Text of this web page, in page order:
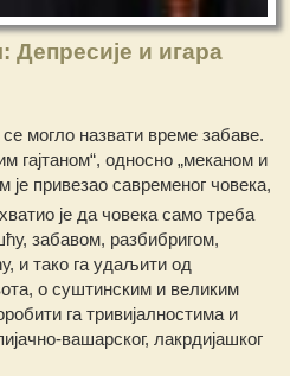
и игара
могло назвати време забаве.
гајтаном“, односно „меканом и
је привезао савременог човека,
је да човека само треба
забавом, разбибригом,
и тако га удаљити од
о суштинским и великим
га тривијалностима и
вашарског, лакрдијашког